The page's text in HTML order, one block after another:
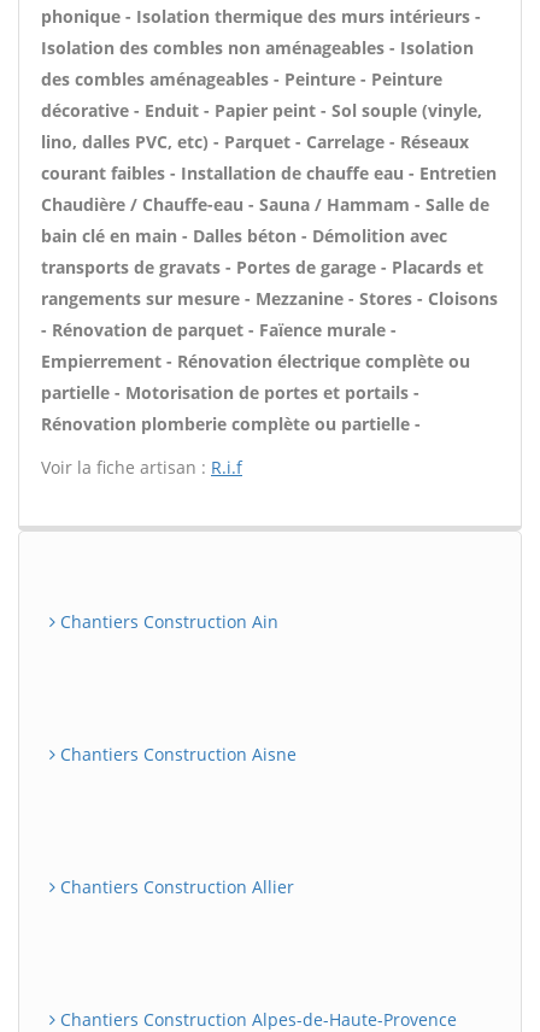
phonique - Isolation thermique des murs intérieurs -
Isolation des combles non aménageables - Isolation
des combles aménageables - Peinture - Peinture
décorative - Enduit - Papier peint - Sol souple (vinyle,
lino, dalles PVC, etc) - Parquet - Carrelage - Réseaux
courant faibles - Installation de chauffe eau - Entretien
Chaudière / Chauffe-eau - Sauna / Hammam - Salle de
bain clé en main - Dalles béton - Démolition avec
transports de gravats - Portes de garage - Placards et
rangements sur mesure - Mezzanine - Stores - Cloisons
- Rénovation de parquet - Faïence murale -
Empierrement - Rénovation électrique complète ou
partielle - Motorisation de portes et portails -
Rénovation plomberie complète ou partielle -
Voir la fiche artisan : R.i.f
Chantiers Construction Ain
Chantiers Construction Aisne
Chantiers Construction Allier
Chantiers Construction Alpes-de-Haute-Provence